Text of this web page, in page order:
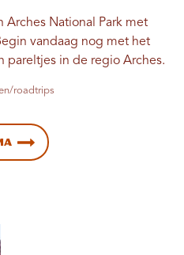
Arches National Park met
vandaag nog met het
pareltjes in de regio Arches.
roadtrips